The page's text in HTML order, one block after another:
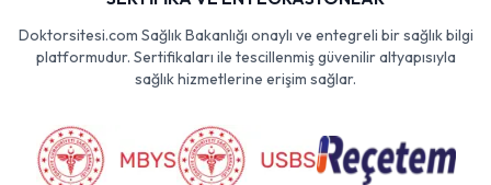
Doktorsitesi.com Sağlık Bakanlığı onaylı ve entegreli bir sağlık bilgi
platformudur. Sertifikaları ile tescillenmiş güvenilir altyapısıyla
sağlık hizmetlerine erişim sağlar.